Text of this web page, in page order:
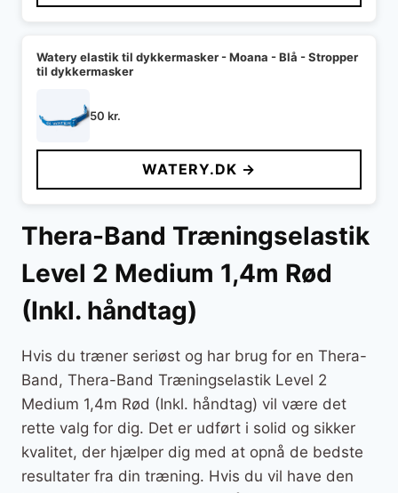
Watery elastik til dykkermasker - Moana - Blå - Stropper
til dykkermasker
50 kr.
WATERY.DK →
Thera-Band Træningselastik
Level 2 Medium 1,4m Rød
(Inkl. håndtag)
Hvis du træner seriøst og har brug for en Thera-
Band, Thera-Band Træningselastik Level 2
Medium 1,4m Rød (Inkl. håndtag) vil være det
rette valg for dig. Det er udført i solid og sikker
kvalitet, der hjælper dig med at opnå de bedste
resultater fra din træning. Hvis du vil have den